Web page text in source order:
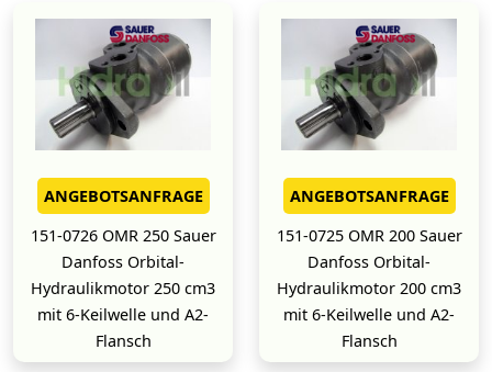
ANGEBOTSANFRAGE
151-0726 OMR 250 Sauer
Danfoss Orbital-
Hydraulikmotor 250 cm3
mit 6-Keilwelle und A2-
Flansch
ANGEBOTSANFRAGE
151-0725 OMR 200 Sauer
Danfoss Orbital-
Hydraulikmotor 200 cm3
mit 6-Keilwelle und A2-
Flansch